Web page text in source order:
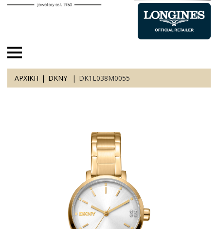
ΑΡΧΙΚΗ DKNY DK1L038M0055